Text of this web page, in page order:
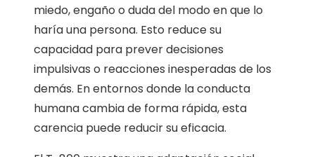
miedo, engaño o duda del modo en que lo
haría una persona. Esto reduce su
capacidad para prever decisiones
impulsivas o reacciones inesperadas de los
demás. En entornos donde la conducta
humana cambia de forma rápida, esta
carencia puede reducir su eficacia.